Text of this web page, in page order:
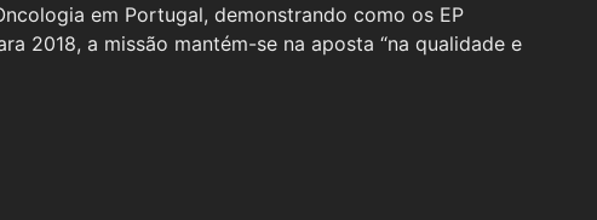
em Portugal, demonstrando como os EP
2018, a missão mantém-se na aposta “na qualidade e